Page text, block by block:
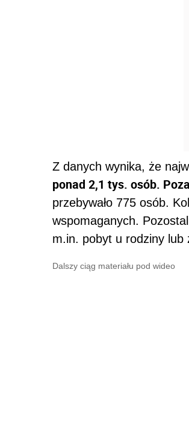
Z danych wynika, że
ponad 2,1 tys. osób.
przebywało 775 osób.
wspomaganych.
m.in. pobyt u rodziny lub
Dalszy ciąg materiału pod wideo